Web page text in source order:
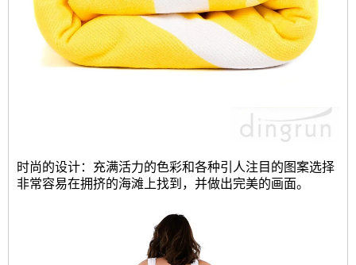
时尚的设计：充满活力的色彩和各种引人注目的图案选择
非常容易在拥挤的海滩上找到，并做出完美的画面。